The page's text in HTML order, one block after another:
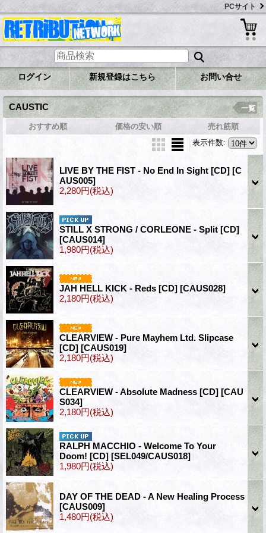
PCサイト
ログイン 新規登録はこちら お問い合せ
CAUSTIC 一覧
おすすめ順 価格の安い順
売れ筋順
表示件数:
LIVE BY THE FIST - No End In Sight [CD] [C
AUS005]
2,280円(税込)
STILL X STRONG / CORLEONE - Split [CD]
[CAUS014]
1,980円(税込)
JAH HELL KICK - Reds [CD] [CAUS028]
2,180円(税込)
CLEARVIEW - Pure Mayhem Ltd. Slipcase
[CD] [CAUS019]
2,180円(税込)
CLEARVIEW - Absolute Madness [CD] [CAU
S034]
2,180円(税込)
RALPH MACCHIO - Welcome To Your
Doom! [CD] [SEL049/CAUS018]
1,980円(税込)
DAY OF THE DEAD - A New Healing Process
[CAUS009]
1,480円(税込)